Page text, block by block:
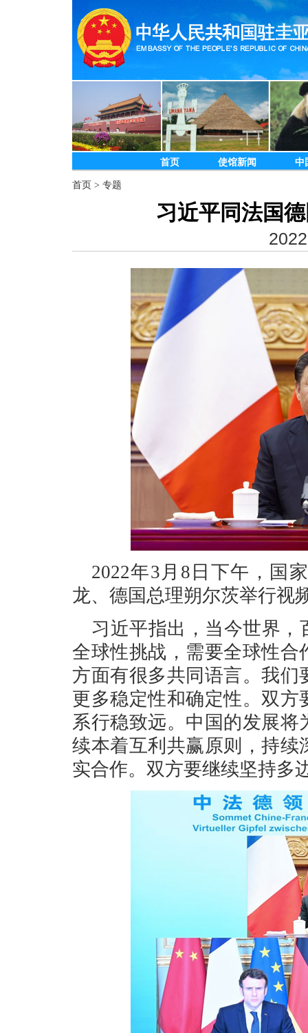
首页 使馆新闻 中
首页 > 专题
习近平同法国
2022年3月8日下午，国
龙、德国总理朔尔茨举行视
习近平指出，当今世界
全球性挑战，需要全球性
方面有很多共同语言。我
更多稳定性和确定性。双
系行稳致远。中国的发展
续本着互利共赢原则，持
实合作。双方要继续坚持多